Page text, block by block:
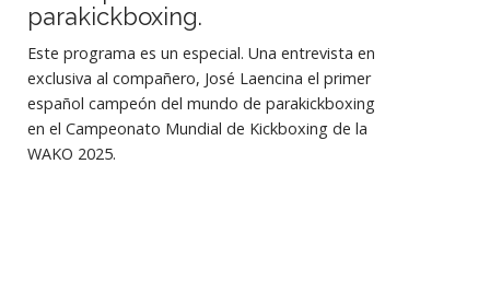
parakickboxing.
Este programa es un especial. Una entrevista en
exclusiva al compañero, José Laencina el primer
español campeón del mundo de parakickboxing
en el Campeonato Mundial de Kickboxing de la
WAKO 2025.